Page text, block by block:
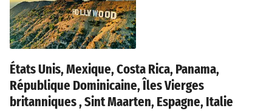
États Unis, Mexique, Costa Rica, Panama,
République Dominicaine, Îles Vierges
britanniques , Sint Maarten, Espagne, Italie